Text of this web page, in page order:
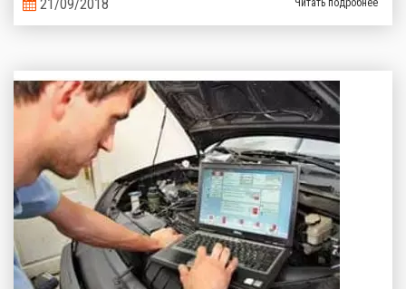
газобаллонного оборудования, которое сэкономит кучу денег на
21/09/2018 Читать подробнее